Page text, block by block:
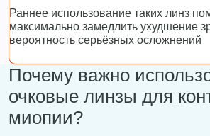
Раннее использование таких линз
максимально замедлить ухудшение
вероятность серьёзных осложнений
Почему важно
очковые линзы для
миопии?